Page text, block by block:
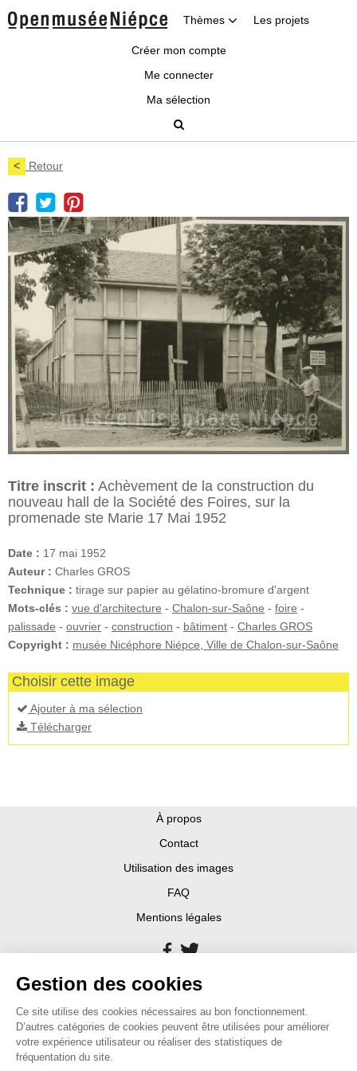
Thèmes Les projets
Créer mon compte
Me connecter
Ma sélection
< Retour
Titre inscrit : Achèvement de la construction du
nouveau hall de la Société des Foires, sur la
promenade ste Marie 17 Mai 1952
Date : 17 mai 1952
Auteur : Charles GROS
Technique : tirage sur papier au gélatino-bromure d'argent
Mots-clés : vue d'architecture - Chalon-sur-Saône - foire -
palissade - ouvrier - construction - bâtiment - Charles GROS
Copyright : musée Nicéphore Niépce, Ville de Chalon-sur-Saône
Choisir cette image
Ajouter à ma sélection
Télécharger
À propos
Contact
Utilisation des images
FAQ
Mentions légales
Gestion des cookies
Ce site utilise des cookies nécessaires au bon fonctionnement.
D’autres catégories de cookies peuvent être utilisées pour améliorer
votre expérience utilisateur ou réaliser des statistiques de
fréquentation du site.